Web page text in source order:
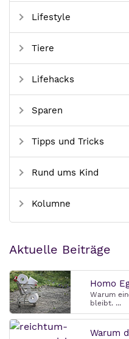
Lifestyle
Tiere
Lifehacks
Sparen
Tipps und Tricks
Rund ums Kind
Kolumne
Aktuelle Beiträge
Homo
Warum
bleibt. ...
Warum